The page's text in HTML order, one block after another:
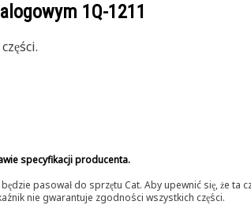
1Q-1211
specyfikacji producenta.
pasował do sprzętu Cat. Aby upewnić się, że ta
nie gwarantuje zgodności wszystkich części.